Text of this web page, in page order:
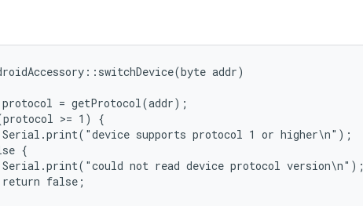
addr)
= getProtocol(addr);
>= 1) {
supports protocol 1 or higher\n");
{
not read device protocol version\n");
false;